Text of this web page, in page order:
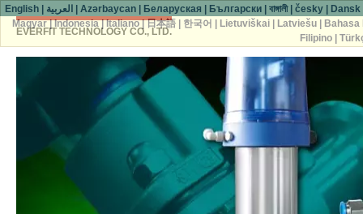
EVERFIT TECHNOLOGY CO., LTD.
English العربية |Azərbaycan Беларуская Български |বাঙ্গালী|česky Dansk
Magyar|Indonesia|Italiano|日本語| 한국어 Lietuviškai| Latviešu|
Bahasa
Filipino|